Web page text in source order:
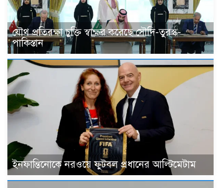
যৌথ প্রতিরক্ষা চুক্তি স্বাক্ষর করেছে সৌদি-তুরস্ক-
পাকিস্তান
ইনফান্তিনোকে নরওয়ে ফুটবল প্রধানের আল্টিমেটাম